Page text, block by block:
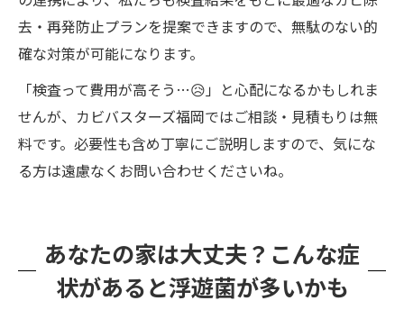
去・再発防止プランを提案できますので、無駄のない的
確な対策が可能になります。
「検査って費用が高そう…😥」と心配になるかもしれま
せんが、カビバスターズ福岡ではご相談・見積もりは無
料です。必要性も含め丁寧にご説明しますので、気にな
る方は遠慮なくお問い合わせくださいね。
あなたの家は大丈夫？こんな症
状があると浮遊菌が多いかも